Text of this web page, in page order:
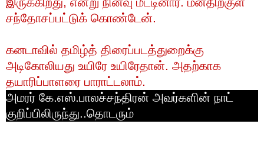
சந்தோசப்பட்டுக் கொண்டேன்.
கனடாவில் தமிழ்த் திரைப்படத்துறைக்கு
அடிகோலியது உயிரே உயிரேதான். அதற்காக
தயாரிப்பாளரை பாராட்டலாம்.
அமரர் கே.எஸ்.பாலச்சந்திரன் அவர்களின் நாட்
குறிப்பிலிருந்து..தொடரும்